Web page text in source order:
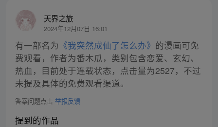
天界之旅
2024年12月07日 16:01
有一部名为 《我突然成仙了怎么办》 的漫画可免
费观看，作者为番木瓜，类别包含恋爱、玄幻、
热血，目前处于连载状态，点击量为2527，不过
未提及具体的免费观看渠道。
答案问题点击 举报反馈
提到的作品